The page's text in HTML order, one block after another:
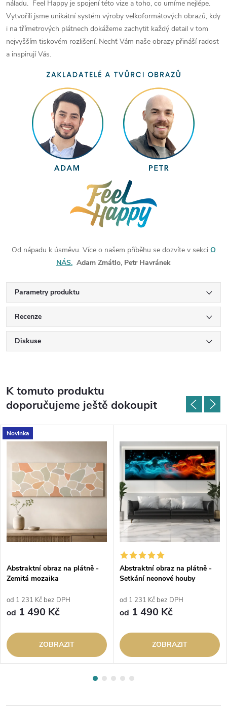
náladu. Feel Happy je spojení této vize a toho, co umíme nejlépe.
Vytvořili jsme unikátní systém výroby velkoformátových obrazů, kdy
i na třímetrových plátnech dokážeme zachytit každý detail v tom
nejvyšším tiskovém rozlišení. Nechť Vám naše obrazy přináší radost
a inspirují Vás.
Od nápadu k úsměvu. Více o našem příběhu se dozvíte v sekci O
NÁS. Adam Zmátlo, Petr Havránek
Parametry produktu
Recenze
Diskuse
K tomuto produktu
doporučujeme ještě dokoupit
Novinka
Abstraktní obraz na plátně -
Zemitá mozaika
od 1 231 Kč bez DPH
od 1 490 Kč
ZOBRAZIT
Abstraktní obraz na plátně -
Setkání neonové houby
od 1 231 Kč bez DPH
od 1 490 Kč
ZOBRAZIT